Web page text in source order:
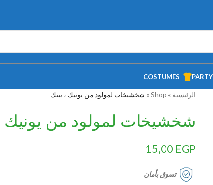
PARTY
COSTUMES
الرئيسية »
Shop
» شخشيخات لمولود من يونيك ، بينك
شخشيخات لمولود من يونيك
15,00 EGP
تسوق بأمان